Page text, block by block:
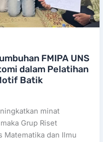
FMIPA UNS
dalam Pelatihan
Batik
minat
Grup Riset
Matematika dan Ilmu